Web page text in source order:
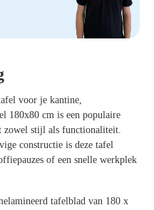
voor je kantine,
180x80 cm is een populaire
zowel stijl als functionaliteit.
constructie is deze tafel
of een snelle werkplek
tafelblad van 180 x